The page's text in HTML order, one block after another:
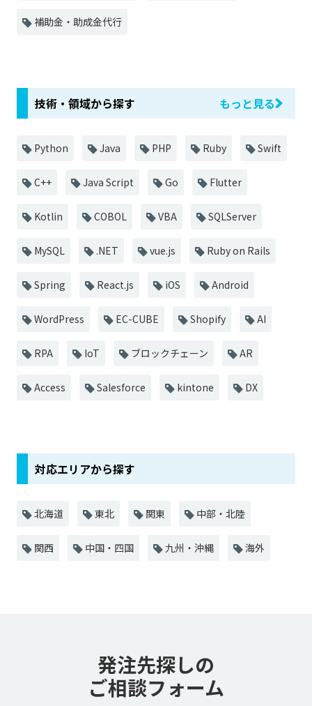
補助金・助成金代行
技術・領域から探す もっと見る
Python Java PHP Ruby Swift
C++ Java Script Go Flutter
Kotlin COBOL VBA SQLServer
MySQL .NET vue.js Ruby on Rails
Spring React.js iOS Android
WordPress EC-CUBE Shopify AI
RPA IoT ブロックチェーン AR
Access Salesforce kintone DX
対応エリアから探す
北海道 東北 関東 中部・北陸
関西 中国・四国 九州・沖縄 海外
発注先探しの
ご相談フォーム